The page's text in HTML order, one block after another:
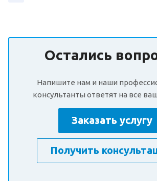
Остались
Напишите нам и наши
консультанты ответят на все
Заказать услугу
Получить